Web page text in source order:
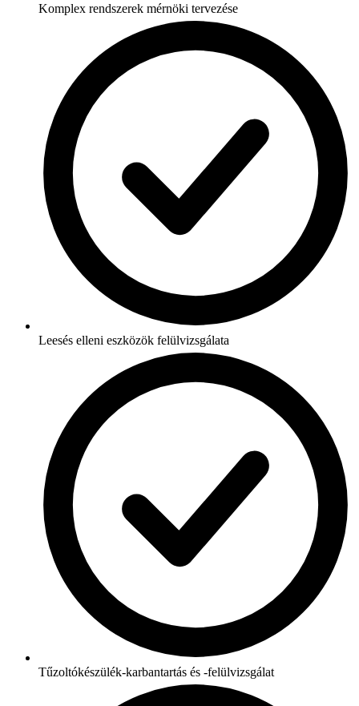
Komplex rendszerek mérnöki tervezése
Leesés elleni eszközök felülvizsgálata
Tűzoltókészülék-karbantartás és -felülvizsgálat